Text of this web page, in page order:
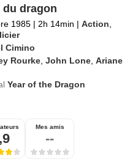
du dragon
1985 | 2h 14min | Action
Cimino
Rourke ,John Lone ,Ariane
Year of the Dragon
Mes amis
--